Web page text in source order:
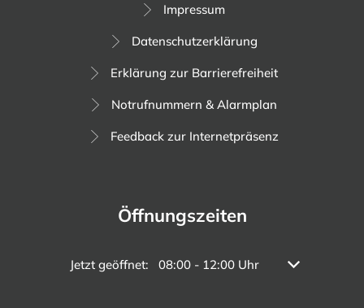
Impressum
Datenschutzerklärung
Erklärung zur Barrierefreiheit
Notrufnummern & Alarmplan
Feedback zur Internetpräsenz
Öffnungszeiten
Klicken, um weitere Öffnungs- oder Schließzeiten
Jetzt geöffnet: 08:00- 12:00Uhr Von 08:00